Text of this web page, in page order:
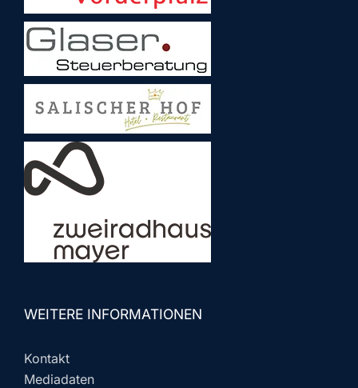
WEITERE INFORMATIONEN
Kontakt
Mediadaten